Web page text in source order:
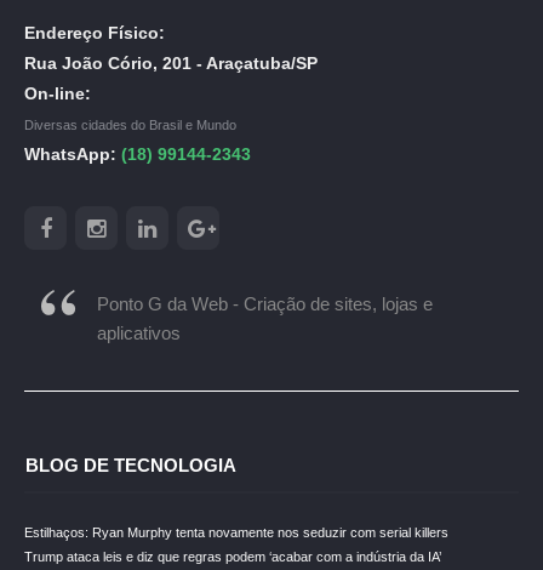
Endereço Físico:
Rua João Cório, 201 - Araçatuba/SP
On-line:
Diversas cidades do Brasil e Mundo
WhatsApp: (18) 99144-2343
Ponto G da Web - Criação de sites, lojas e
aplicativos
BLOG DE TECNOLOGIA
Estilhaços: Ryan Murphy tenta novamente nos seduzir com serial killers
Trump ataca leis e diz que regras podem ‘acabar com a indústria da IA’